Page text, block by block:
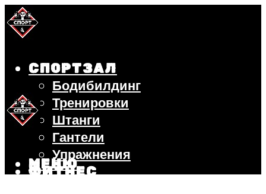
СПОРТЗАЛ
Бодибилдинг
Тренировки
Штанги
Гантели
Упражнения
ФИТНЕС
МЕНЮ